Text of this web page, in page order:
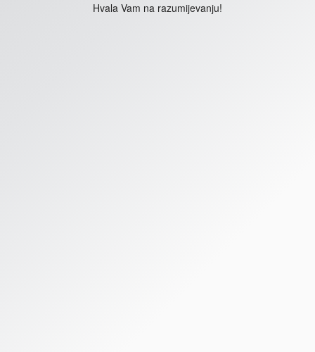
Hvala Vam na razumijevanju!